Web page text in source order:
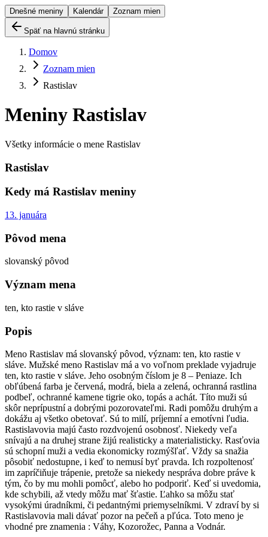
Dnešné meniny Kalendár Zoznam mien
Späť na hlavnú stránku
Domov
Zoznam mien
Rastislav
Meniny Rastislav
Všetky informácie o mene Rastislav
Rastislav
Kedy má Rastislav meniny
13. januára
Pôvod mena
slovanský pôvod
Význam mena
ten, kto rastie v sláve
Popis
Meno Rastislav má slovanský pôvod, význam: ten, kto rastie v
sláve. Mužské meno Rastislav má a vo voľnom preklade vyjadruje
ten, kto rastie v sláve. Jeho osobným číslom je 8 – Peniaze. Ich
obľúbená farba je červená, modrá, biela a zelená, ochranná rastlina
podbeľ, ochranné kamene tigrie oko, topás a achát. Títo muži sú
skôr neprípustní a dobrými pozorovateľmi. Radi pomôžu druhým a
dokážu aj všetko obetovať. Sú to milí, príjemní a emotívni ľudia.
Rastislavovia majú často rozdvojenú osobnosť. Niekedy veľa
snívajú a na druhej strane žijú realisticky a materialisticky. Rasťovia
sú schopní muži a vedia ekonomicky rozmýšľať. Vždy sa snažia
pôsobiť nedostupne, i keď to nemusí byť pravda. Ich rozpoltenosť
im zapríčiňuje trápenie, pretože sa niekedy nespráva dobre práve k
tým, čo by mu mohli pomôcť, alebo ho podporiť. Keď si uvedomia,
kde schybili, až vtedy môžu mať šťastie. Ľahko sa môžu stať
vysokými úradníkmi, či pedantnými priemyselníkmi. V zdraví by si
Rastislavovia mali dávať pozor na pečeň a pľúca. Toto meno je
vhodné pre znamenia : Váhy, Kozorožec, Panna a Vodnár.